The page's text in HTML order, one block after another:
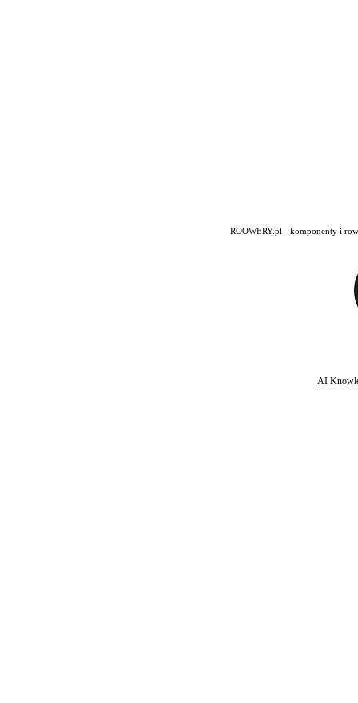
ROOWERY.pl - komponenty i
AI